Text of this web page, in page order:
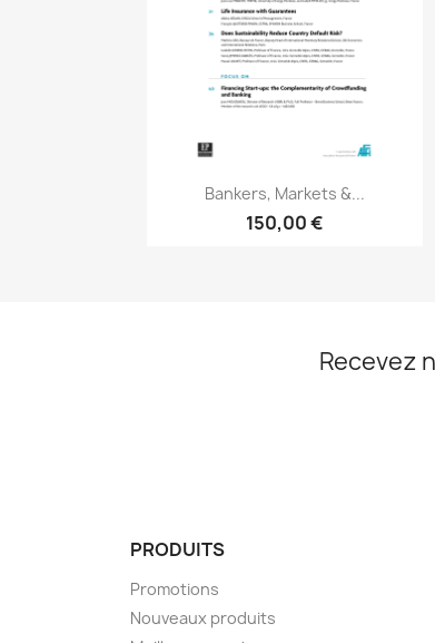
Aperçu rapide
Bankers, Markets &...
150,00 €
Recevez
PRODUITS
Promotions
Nouveaux produits